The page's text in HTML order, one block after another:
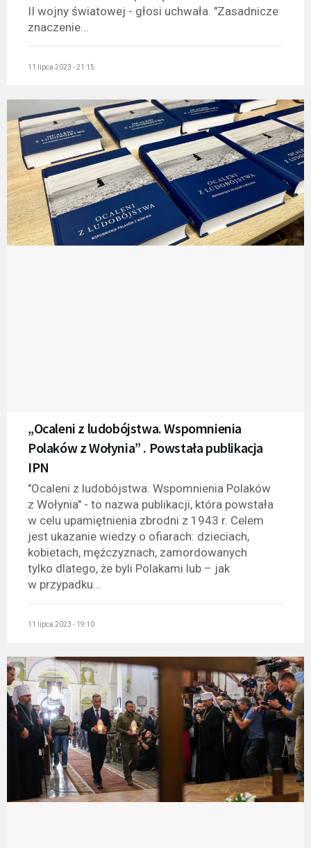
II wojny światowej - głosi uchwała. "Zasadnicze
znaczenie...
11 lipca 2023 - 21:15
„Ocaleni z ludobójstwa. Wspomnienia
Polaków z Wołynia” . Powstała publikacja
IPN
"Ocaleni z ludobójstwa. Wspomnienia Polaków
z Wołynia" - to nazwa publikacji, która powstała
w celu upamiętnienia zbrodni z 1943 r. Celem
jest ukazanie wiedzy o ofiarach: dzieciach,
kobietach, mężczyznach, zamordowanych
tylko dlatego, że byli Polakami lub – jak
w przypadku...
11 lipca 2023 - 19:10